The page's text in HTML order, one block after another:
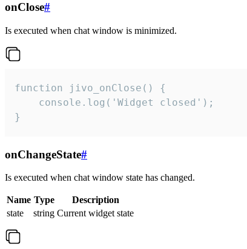
onClose#
Is executed when chat window is minimized.
function jivo_onClose() {
    console.log('Widget closed');
}
onChangeState#
Is executed when chat window state has changed.
Name Type
Description
state
string Current widget state